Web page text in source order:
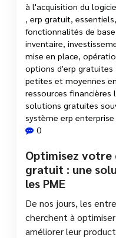
à l'acquisition du
erp gratuit essentiels
fonctionnalités de base
inventaire
mise en place
options d'erp gratuites
petites et moyennes
ressources financières
solutions gratuites
système erp
0
Optimisez votre
gratuit : une
les PME
De nos jours, les
cherchent à
améliorer leur